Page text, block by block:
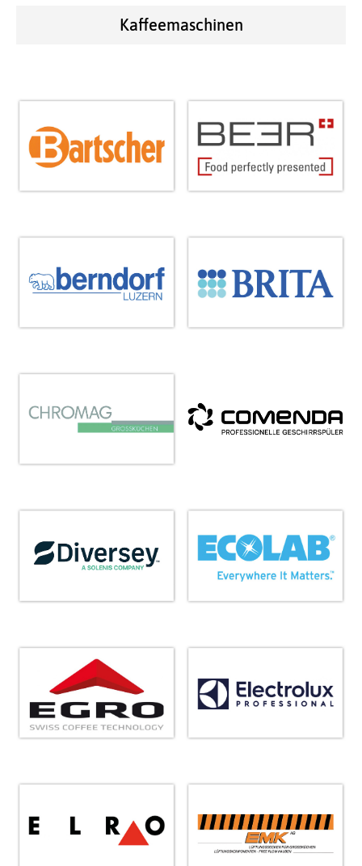
Kaffeemaschinen